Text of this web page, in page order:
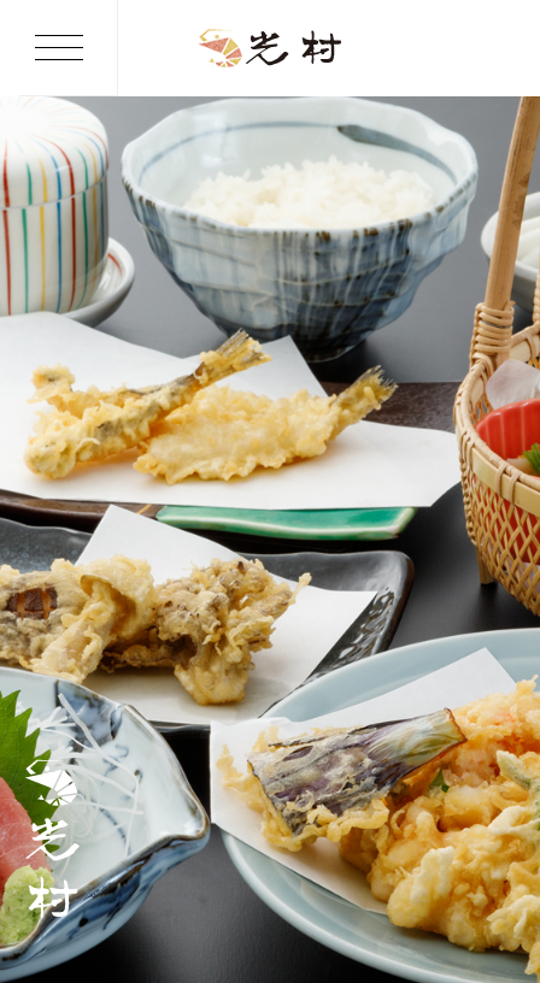
天ぷら光村
お持ち帰り
宴会予約
店舗案内
toggle